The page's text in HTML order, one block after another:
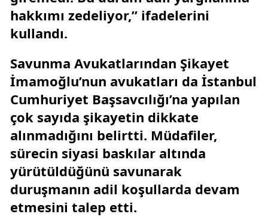
hakkımı zedeliyor,” ifadelerini
kullandı.
Savunma Avukatlarından Şikayet
İmamoğlu’nun avukatları da İstanbul
Cumhuriyet Başsavcılığı’na yapılan
çok sayıda şikayetin dikkate
alınmadığını belirtti. Müdafiler,
sürecin siyasi baskılar altında
yürütüldüğünü savunarak
duruşmanın adil koşullarda devam
etmesini talep etti.